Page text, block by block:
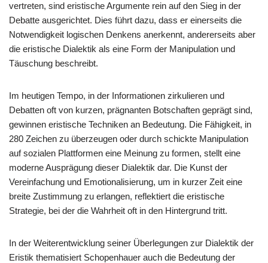
vertreten, sind eristische Argumente rein auf den Sieg in der
Debatte ausgerichtet. Dies führt dazu, dass er einerseits die
Notwendigkeit logischen Denkens anerkennt, andererseits aber
die eristische Dialektik als eine Form der Manipulation und
Täuschung beschreibt.
Im heutigen Tempo, in der Informationen zirkulieren und
Debatten oft von kurzen, prägnanten Botschaften geprägt sind,
gewinnen eristische Techniken an Bedeutung. Die Fähigkeit, in
280 Zeichen zu überzeugen oder durch schickte Manipulation
auf sozialen Plattformen eine Meinung zu formen, stellt eine
moderne Ausprägung dieser Dialektik dar. Die Kunst der
Vereinfachung und Emotionalisierung, um in kurzer Zeit eine
breite Zustimmung zu erlangen, reflektiert die eristische
Strategie, bei der die Wahrheit oft in den Hintergrund tritt.
In der Weiterentwicklung seiner Überlegungen zur Dialektik der
Eristik thematisiert Schopenhauer auch die Bedeutung der